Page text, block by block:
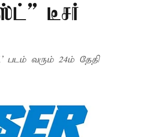
டீசர்
படம் வரும் 24ம் தேதி